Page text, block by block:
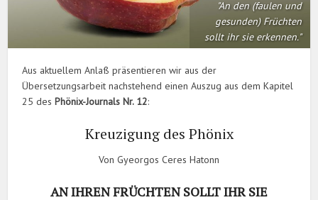
"An den (faulen und
gesunden) Früchten
sollt ihr sie erkennen."
Aus aktuellem Anlaß präsentieren wir aus der
Übersetzungsarbeit nachstehend einen Auszug aus dem Kapitel
25 desPhönix-Journals Nr. 12:
Kreuzigung des Phönix
Von Gyeorgos Ceres Hatonn
AN IHREN FRÜCHTEN SOLLT IHR SIE